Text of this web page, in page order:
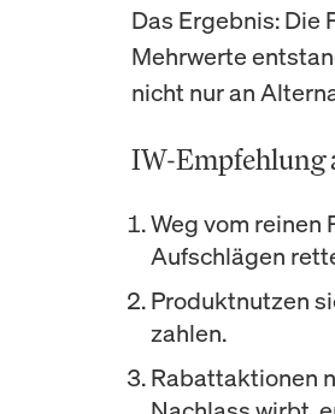
Das Ergebnis: Die
Mehrwerte
nicht nur an
IW-Empfehlung
Weg vom reinen
Aufschlägen
Produktnutzen
zahlen.
Rabattaktionen